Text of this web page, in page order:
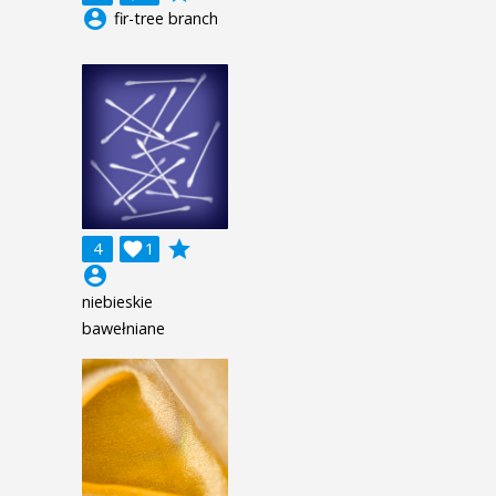
account_circle fir-tree branch
4 1

grade
account_circle
niebieskie
bawełniane